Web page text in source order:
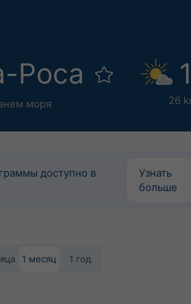
Роса
моря 26
доступно в
Узнать
больше
1 месяц 1 год